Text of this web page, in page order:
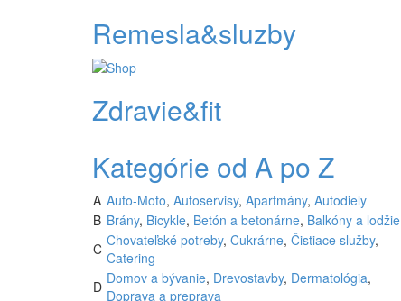
Remesla&sluzby
Zdravie&fit
Kategórie od A po Z
A Auto-Moto, Autoservisy, Apartmány, Autodiely
B Brány, Bicykle, Betón a betonárne, Balkóny a lodžie
C Chovateľské potreby, Cukrárne, Čistiace služby,
Catering
D Domov a bývanie, Drevostavby, Dermatológia,
Doprava a preprava